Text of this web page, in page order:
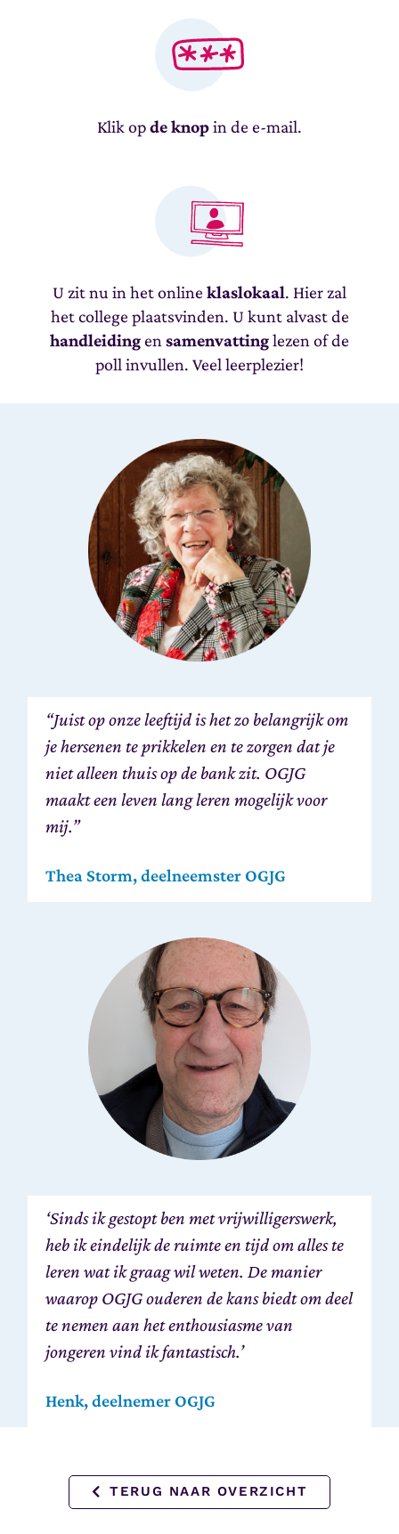
Klik opde knopin de e-mail.
U zit nu in het online klaslokaal. Hier zal
het college plaatsvinden. U kunt alvast de
handleidingen samenvattinglezen of de
poll invullen. Veel leerplezier!
“Juist op onze leeftijd is het zo belangrijk om
je hersenen te prikkelen en te zorgen dat je
niet alleen thuis op de bank zit. OGJG
maakt een leven lang leren mogelijk voor
mij.”
Thea Storm, deelneemster OGJG
‘Sinds ik gestopt ben met vrijwilligerswerk,
heb ik eindelijk de ruimte en tijd om alles te
leren wat ik graag wil weten. De manier
waarop OGJG ouderen de kans biedt om deel
te nemen aan het enthousiasme van
jongeren vind ik fantastisch.’
Henk, deelnemer OGJG
TERUG NAAR OVERZICHT